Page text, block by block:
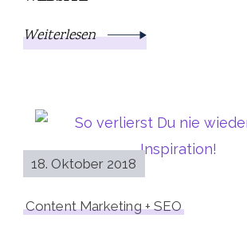
Weiterlesen
18. Oktober 2018
Content Marketing + SEO